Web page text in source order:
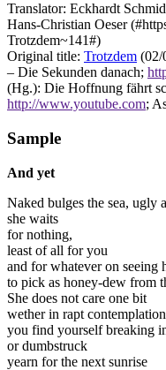
Translator: Eckhardt
Hans-Christian Oeser
Trotzdem~141#)
Original title: Trotzdem (02/
– Die Sekunden danach;
(Hg.): Die Hoffnung fährt
http://www.youtube.com;
Sample
And yet
Naked bulges the sea, ugly
she waits
for nothing,
least of all for you
and for whatever on seeing
to pick as honey-dew from
She does not care one bit
wether in rapt contemplation
you find yourself breaking
or dumbstruck
yearn for the next sunrise